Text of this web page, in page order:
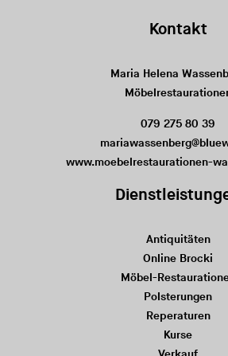
Kontakt
Maria Helena
079 275 80 39
www.moebelrestaurationen-
Antiquitäten
Online Brocki
Möbel-
Polsterungen
Reperaturen
Kurse